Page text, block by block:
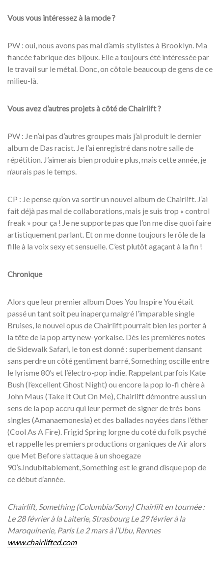
Vous vous intéressez à la mode ?
PW : oui, nous avons pas mal d’amis stylistes à Brooklyn. Ma
fiancée fabrique des bijoux. Elle a toujours été intéressée par
le travail sur le métal. Donc, on côtoie beaucoup de gens de ce
milieu-là.
Vous avez d’autres projets à côté de Chairlift ?
PW : Je n’ai pas d’autres groupes mais j’ai produit le dernier
album de Das racist. Je l’ai enregistré dans notre salle de
répétition. J’aimerais bien produire plus, mais cette année, je
n’aurais pas le temps.
CP : Je pense qu’on va sortir un nouvel album de Chairlift. J’ai
fait déjà pas mal de collaborations, mais je suis trop « control
freak » pour ça ! Je ne supporte pas que l’on me dise quoi faire
artistiquement parlant. Et on me donne toujours le rôle de la
fille à la voix sexy et sensuelle. C’est plutôt agaçant à la fin !
Chronique
Alors que leur premier album Does You Inspire You était
passé un tant soit peu inaperçu malgré l’imparable single
Bruises, le nouvel opus de Chairlift pourrait bien les porter à
la tête de la pop arty new-yorkaise. Dès les premières notes
de Sidewalk Safari, le ton est donné : superbement dansant
sans perdre un côté gentiment barré, Something oscille entre
le lyrisme 80’s et l’électro-pop indie. Rappelant parfois Kate
Bush (l’excellent Ghost Night) ou encore la pop lo-fi chère à
John Maus (Take It Out On Me), Chairlift démontre aussi un
sens de la pop accru qui leur permet de signer de très bons
singles (Amanaemonesia) et des ballades noyées dans l’éther
(Cool As A Fire). Frigid Spring lorgne du coté du folk psyché
et rappelle les premiers productions organiques de Air alors
que Met Before s’attaque à un shoegaze
90’s.Indubitablement, Something est le grand disque pop de
ce début d’année.
Chairlift, Something (Columbia/Sony) Chairlift en tournée :
Le 28 février à la Laiterie, Strasbourg Le 29 février à la
Maroquinerie, Paris Le 2 mars à l’Ubu, Rennes
www.chairlifted.com